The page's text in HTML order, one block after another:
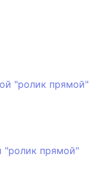
"ролик прямой"